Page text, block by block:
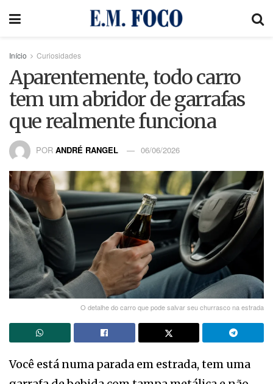
Início Curiosidades
Aparentemente, todo carro
tem um abridor de garrafas
que realmente funciona
POR ANDRÉ RANGEL 06/06/2026
O detalhe do carro que pode salvar seu churrasco na estrada
Você está numa parada em estrada, tem uma